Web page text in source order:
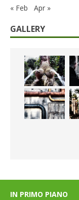
« Feb Apr »
GALLERY
IN PRIMO PIANO